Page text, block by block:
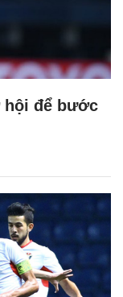
hội để bước